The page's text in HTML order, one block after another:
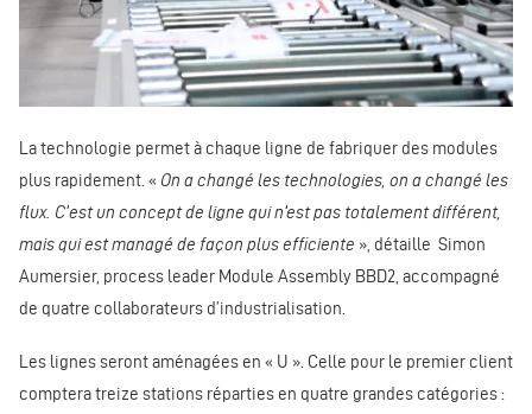
La technologie permet à chaque ligne de fabriquer des modules
plus rapidement. « On a changé les technologies, on a changé les
flux. C'est un concept de ligne qui n’est pas totalement différent,
mais qui est managé de façon plus efficiente », détaille Simon
Aumersier, process leader Module Assembly BBD2, accompagné
de quatre collaborateurs d’industrialisation.
Les lignes seront aménagées en « U ». Celle pour le premier client
comptera treize stations réparties en quatre grandes catégories :